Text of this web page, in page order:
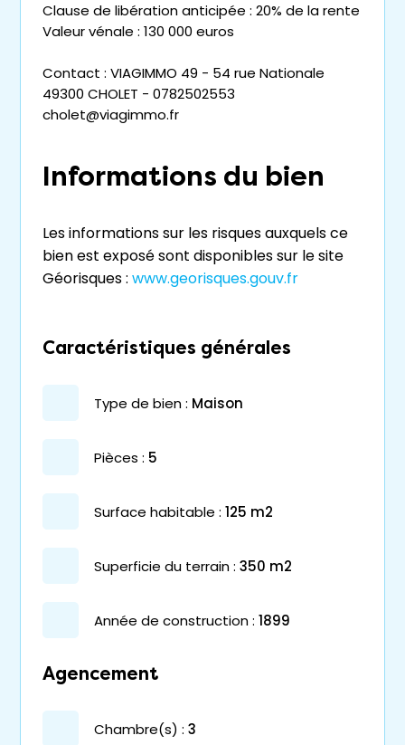
Clause de libération anticipée : 20% de la rente
Valeur vénale : 130 000 euros
Contact : VIAGIMMO 49 - 54 rue Nationale
49300 CHOLET - 0782502553
cholet@viagimmo.fr
Informations du bien
Les informations sur les risques auxquels ce
bien est exposé sont disponibles sur le site
Géorisques : www.georisques.gouv.fr
Caractéristiques générales
type de bien : maison
pièces : 5
surface habitable : 125 m2
superficie du terrain : 350 m2
année de construction : 1899
Agencement
chambre(s) : 3